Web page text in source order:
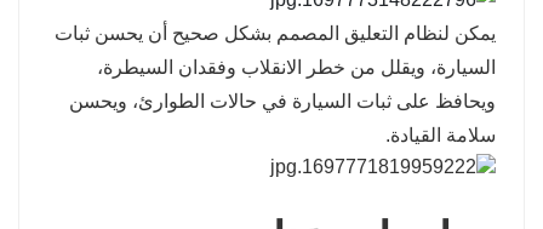
يمكن لنظام التعليق المصمم بشكل صحيح أن يحسن ثبات
السيارة، ويقلل من خطر الانقلاب وفقدان السيطرة،
ويحافظ على ثبات السيارة في حالات الطوارئ، ويحسن
سلامة القيادة.